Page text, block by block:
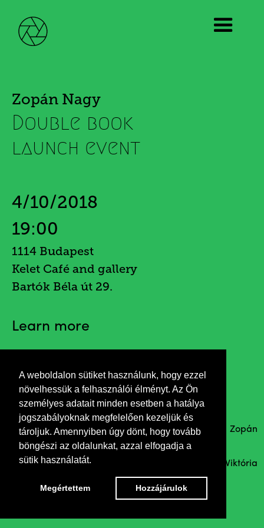
A weboldalon sütiket használunk, hogy ezzel
növelhessük a felhasználói élményt. Az Ön
személyes adatait minden esetben a hatálya
jogszabályoknak megfelelően kezeljük és
tároljuk. Amennyiben úgy dönt, hogy tovább
böngészi az oldalunkat, azzal elfogadja a
sütik használatát.
Megértettem Hozzájárulok
Zopán Nagy
Double book
launch event
4/10/2018
19:00
1114 Budapest
Kelet Café and gallery
Bartók Béla út 29.
Learn more
Invitation
Introduction of the booksDuplexandFüzet
by Zopán
Nagy.
Contributors: János Kókai poet, actor, director and Viktória